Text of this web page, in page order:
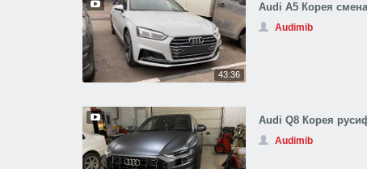
43:36
Audi A5 Корея
Audimib
Audi Q8 Корея
Audimib